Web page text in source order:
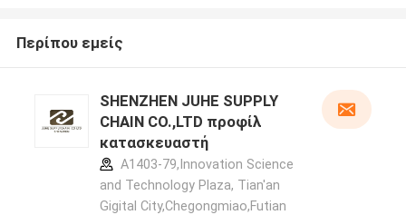
Περίπου εμείς
SHENZHEN JUHE SUPPLY
CHAIN CO.,LTD προφίλ
κατασκευαστή
A1403-79,Innovation Science
and Technology Plaza, Tian'an
Gigital City,Chegongmiao,Futian